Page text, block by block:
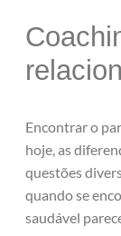
Encontrar o
hoje, as
questões
quando se
saudável